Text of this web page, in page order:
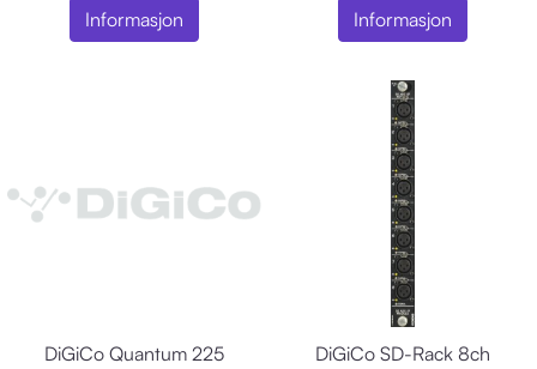
Informasjon Informasjon
DiGiCo Quantum 225
DiGiCo SD-Rack 8ch